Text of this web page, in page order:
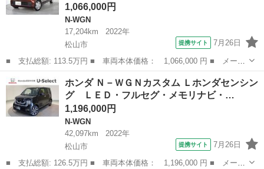
1,066,000円
N-WGN
17,204km
2022年
松山市
提携サイト 7月26日
■ 支払総額: 113.5万円 ■ 車両本体価格： 1,066,000 円 ■ メーカ
ー名： ホンダ ■ 車種名： Ｎ－ＷＧＮ ■ グレード名： Ｌホン
ダセンシング 運転席助手席エアバック ＥＳＣ Ｂモニター クル
コン Ｌ...
愛媛 N-WGN
ホンダ Ｎ－ＷＧＮカスタム Ｌホンダセンシン
グ ＬＥＤ・フルセグ・メモリナビ・…
1,196,000円
N-WGN
42,097km
2022年
松山市
提携サイト 7月26日
■ 支払総額: 126.5万円 ■ 車両本体価格： 1,196,000 円 ■ メーカ